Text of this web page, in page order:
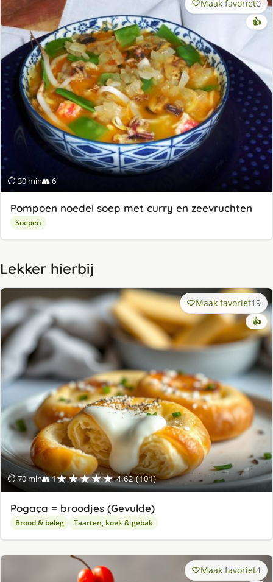
⏱ 30 min👥 6
Maak favoriet0
👍
Pompoen noedel soep met curry en zeevruchten
Soepen
Lekker hierbij
⏱ 70 min👥 1★★★★★ 4.62 (101)
Maak favoriet19
👍
Pogaça = broodjes (Gevulde)
Brood & beleg Taarten, koek & gebak
Maak favoriet4